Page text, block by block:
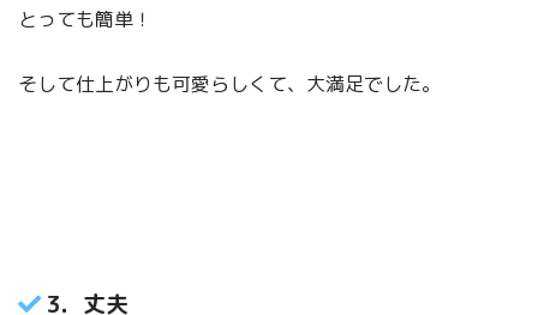
とっても簡単！
そして仕上がりも可愛らしくて、大満足でした。
3．丈夫